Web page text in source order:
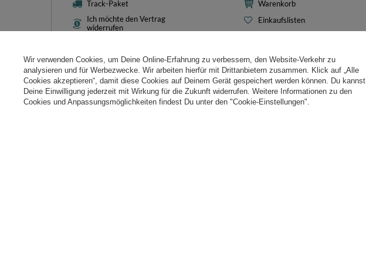
Track-Paket
Ich möchte den Vertrag
widerrufen
Warenkorb
Einkaufslisten
Newsletter
Cookies verwalten
Wir verwenden Cookies, um Deine Online-Erfahrung zu verbessern, den Website-Verkehr zu
analysieren und für Werbezwecke. Wir arbeiten hierfür mit Drittanbietern zusammen. Klick auf „Alle
Cookies akzeptieren“, damit diese Cookies auf Deinem Gerät gespeichert werden können. Du kannst
Deine Einwilligung jederzeit mit Wirkung für die Zukunft widerrufen. Weitere Informationen zu den
Cookies und Anpassungsmöglichkeiten findest Du unter den "Cookie-Einstellungen".